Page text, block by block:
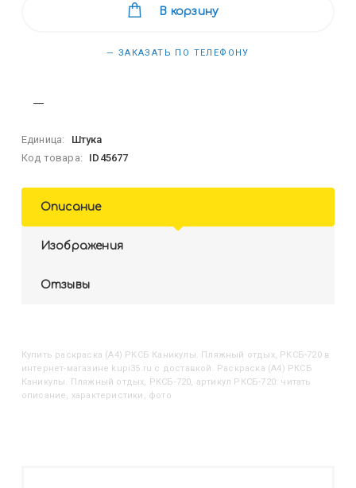
В корзину
— ЗАКАЗАТЬ ПО ТЕЛЕФОНУ
Единица:
Штука
Код товара:
ID45677
Описание
Изображения
Отзывы
Купить Раскраска (А4) РКСБ Каникулы. Пляжный отдых, РКСБ-720в
интернет-магазине kupi35.ru с доставкой. Раскраска (А4) РКСБ
Каникулы. Пляжный отдых, РКСБ-720, артикул РКСБ-720: читать
описание, характеристики, фото